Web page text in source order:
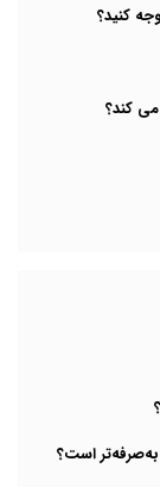
کنید؟
کند؟
است؟